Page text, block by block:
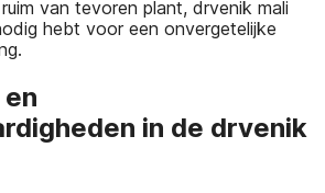
van tevoren plant, drvenik mali
hebt voor een onvergetelijke
in de drvenik